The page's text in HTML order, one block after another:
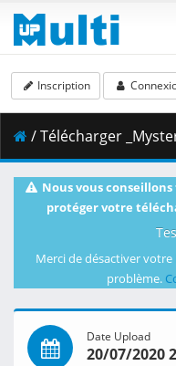
Inscription
/ Télécharger
Nous vous
protéger votre
Merci de désactiver
problème.
Date Upload
20/07/2020